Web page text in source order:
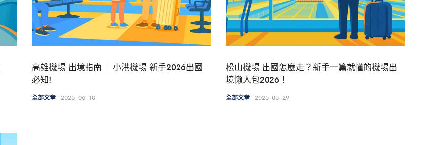
高雄機場 出境指南｜ 小港機場 新手2026出國
必知!
全部文章 2025-06-10
松山機場 出國怎麼走？新手一篇就懂的機場出
境懶人包2026！
全部文章 2025-05-29